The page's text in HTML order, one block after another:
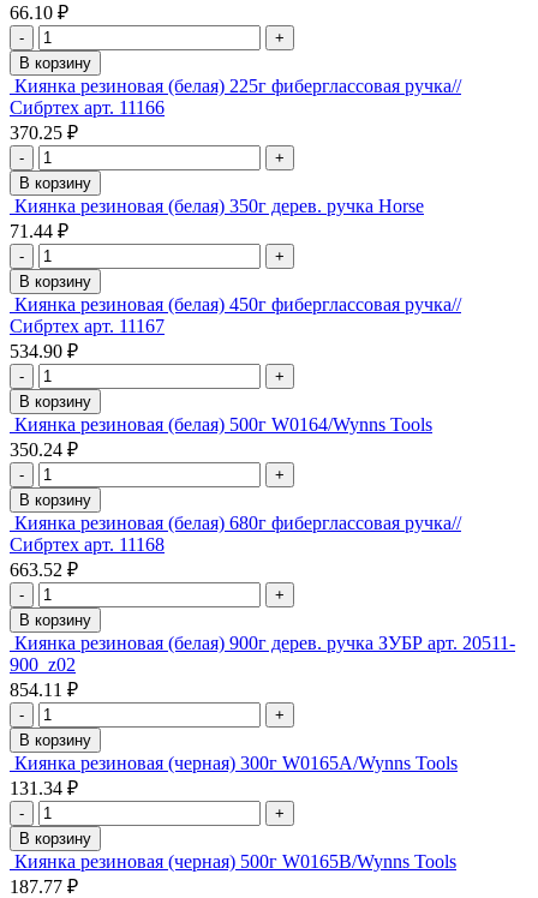
66.10 ₽
-
+
В корзину
Киянка резиновая (белая) 225г фиберглассовая ручка//
Сибртех арт. 11166
370.25 ₽
-
+
В корзину
Киянка резиновая (белая) 350г дерев. ручка Horse
71.44 ₽
-
+
В корзину
Киянка резиновая (белая) 450г фиберглассовая ручка//
Сибртех арт. 11167
534.90 ₽
-
+
В корзину
Киянка резиновая (белая) 500г W0164/Wynns Tools
350.24 ₽
-
+
В корзину
Киянка резиновая (белая) 680г фиберглассовая ручка//
Сибртех арт. 11168
663.52 ₽
-
+
В корзину
Киянка резиновая (белая) 900г дерев. ручка ЗУБР арт. 20511-
900_z02
854.11 ₽
-
+
В корзину
Киянка резиновая (черная) 300г W0165A/Wynns Tools
131.34 ₽
-
+
В корзину
Киянка резиновая (черная) 500г W0165B/Wynns Tools
187.77 ₽